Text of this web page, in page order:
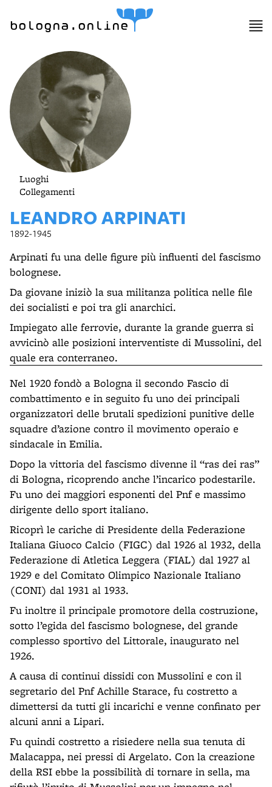
bologna.online
Luoghi
Collegamenti
LEANDRO ARPINATI
1892-1945
Arpinati fu una delle figure più influenti del fascismo
bolognese.
Da giovane iniziò la sua militanza politica nelle file
dei socialisti e poi tra gli anarchici.
Impiegato alle ferrovie, durante la grande guerra si
avvicinò alle posizioni interventiste di Mussolini, del
quale era conterraneo.
Nel 1920 fondò a Bologna il secondo Fascio di
combattimento e in seguito fu uno dei principali
organizzatori delle brutali spedizioni punitive delle
squadre d’azione contro il movimento operaio e
sindacale in Emilia.
Dopo la vittoria del fascismo divenne il “ras dei ras”
di Bologna, ricoprendo anche l’incarico podestarile.
Fu uno dei maggiori esponenti del Pnf e massimo
dirigente dello sport italiano.
Ricoprì le cariche di Presidente della Federazione
Italiana Giuoco Calcio (FIGC) dal 1926 al 1932, della
Federazione di Atletica Leggera (FIAL) dal 1927 al
1929 e del Comitato Olimpico Nazionale Italiano
(CONI) dal 1931 al 1933.
Fu inoltre il principale promotore della costruzione,
sotto l’egida del fascismo bolognese, del grande
complesso sportivo del Littorale, inaugurato nel
1926.
A causa di continui dissidi con Mussolini e con il
segretario del Pnf Achille Starace, fu costretto a
dimettersi da tutti gli incarichi e venne confinato per
alcuni anni a Lipari.
Fu quindi costretto a risiedere nella sua tenuta di
Malacappa, nei pressi di Argelato. Con la creazione
della RSI ebbe la possibilità di tornare in sella, ma